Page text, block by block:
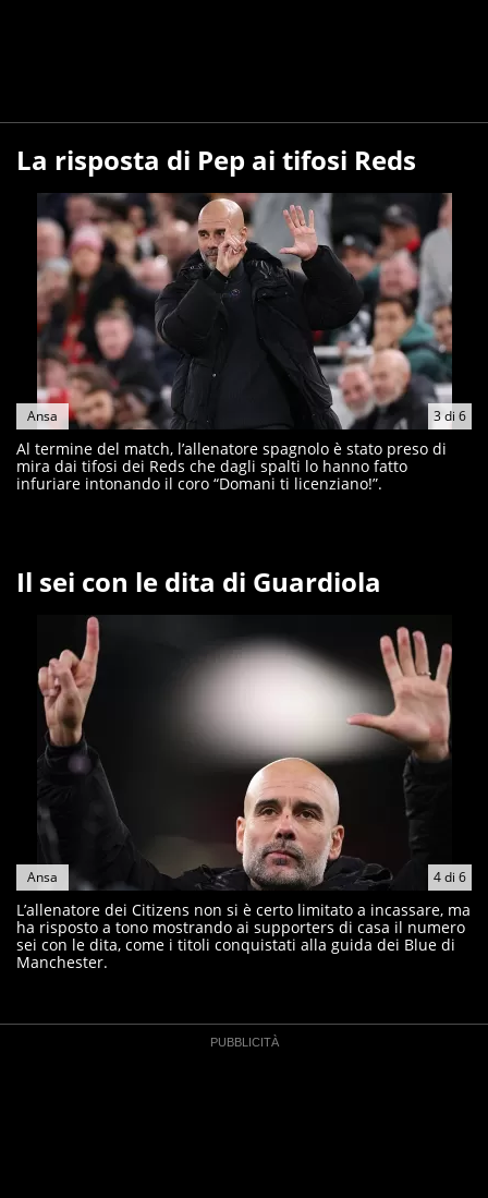
La risposta di Pep ai tifosi Reds
3di 6
Ansa
Al termine del match, l’allenatore spagnolo è stato preso di
mira dai tifosi dei Reds che dagli spalti lo hanno fatto
infuriare intonando il coro “Domani ti licenziano!”.
Il sei con le dita di Guardiola
4di 6
Ansa
L’allenatore dei Citizens non si è certo limitato a incassare, ma
ha risposto a tono mostrando ai supporters di casa il numero
sei con le dita, come i titoli conquistati alla guida dei Blue di
Manchester.